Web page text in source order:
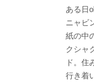
ある日
ニャビ
紙の中
クシャ
ド。住
行き着